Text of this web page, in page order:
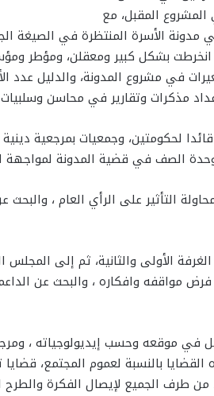
المشروع المقبل، مع
الأسرة المنتظرة في الصيغة
انخرطت بشكل كبير ومعقلن، ومؤطر
في مشروع المدونة، والدليل عدد
مذكرات وتقارير في محاسن وسلبيات
لحكومتين، وجمعيات بمرجعية
الصف في قضية المدونة لمواجهة
التأثير على الرأي العام ،
الأولى والثانية، ثم إلى
مواقفه وافكاره ، والبحث عن
في موقعه وحسب إيديولوجياته ،
بالنسبة لعموم المجتمع،
طرف الجميع لإيصال الفكرة والطرح